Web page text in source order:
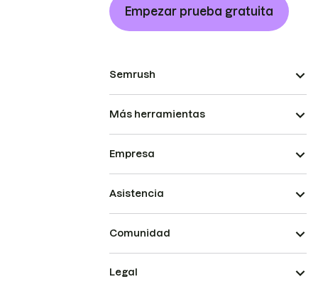
Empezar prueba gratuita
Semrush
Más herramientas
Empresa
Asistencia
Comunidad
Legal